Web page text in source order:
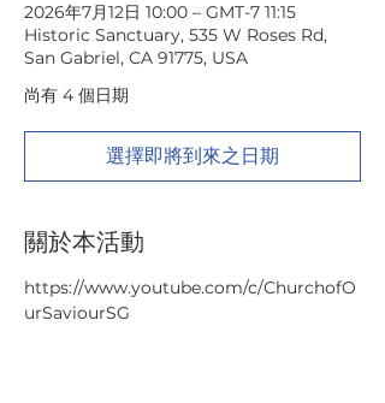
2026年7月12日 10:00 – GMT-7 11:15
Historic Sanctuary, 535 W Roses Rd,
San Gabriel, CA 91775, USA
尚有 4 個日期
選擇即將到來之日期
關於本活動
https://www.youtube.com/c/ChurchofO
urSaviourSG